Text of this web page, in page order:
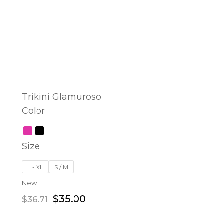
Trikini Glamuroso
Color
Size
L - XL S / M
New
$36.71 $35.00